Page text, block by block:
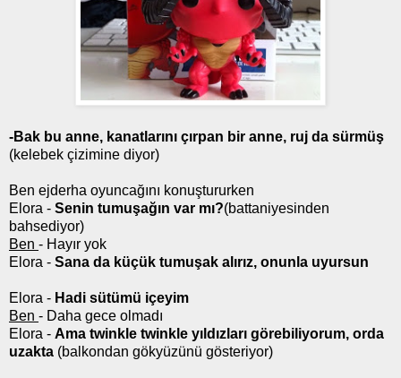
-Bak bu anne, kanatlarını çırpan bir anne, ruj da sürmüş
(kelebek çizimine diyor)
Ben ejderha oyuncağını konuştururken
Elora - Senin tumuşağın var mı?(battaniyesinden
bahsediyor)
Ben - Hayır yok
Elora - Sana da küçük tumuşak alırız, onunla uyursun
Elora - Hadi sütümü içeyim
Ben - Daha gece olmadı
Elora - Ama twinkle twinkle yıldızları görebiliyorum, orda
uzakta (balkondan gökyüzünü gösteriyor)